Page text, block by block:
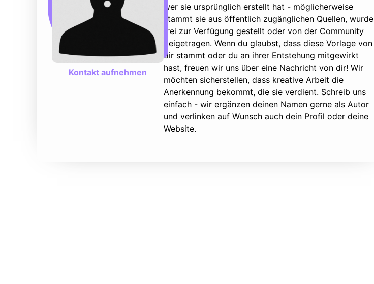
Kontakt aufnehmen
wer sie ursprünglich erstellt hat - möglicherweise
stammt sie aus öffentlich zugänglichen Quellen, wurde
frei zur Verfügung gestellt oder von der Community
beigetragen. Wenn du glaubst, dass diese Vorlage von
dir stammt oder du an ihrer Entstehung mitgewirkt
hast, freuen wir uns über eine Nachricht von dir! Wir
möchten sicherstellen, dass kreative Arbeit die
Anerkennung bekommt, die sie verdient. Schreib uns
einfach - wir ergänzen deinen Namen gerne als Autor
und verlinken auf Wunsch auch dein Profil oder deine
Website.